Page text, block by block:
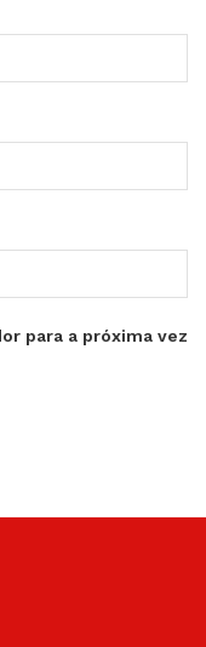
para a próxima vez